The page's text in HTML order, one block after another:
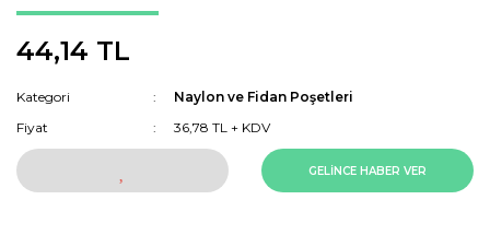
44,14 TL
Kategori
Naylon ve Fidan Poşetleri
Fiyat
36,78 TL + KDV
GELİNCE HABER VER